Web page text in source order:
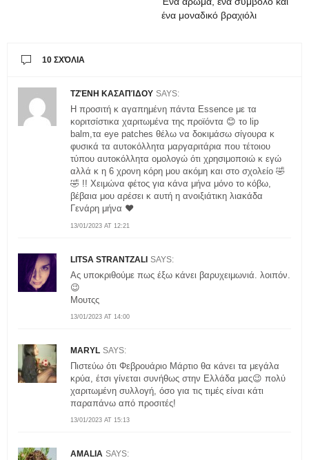
ένα μοναδικό βραχιόλι
10 ΣΧΌΛΙΑ
ΤΖΈΝΗ ΚΑΣΑΠΊΔΟΥ SAYS:
13/01/2023 AT 12:21
Η προσιτή κ αγαπημένη πάντα Essence με τα
κοριτσίστικα χαριτωμένα της προϊόντα 😊 το lip
balm,τα eye patches θέλω να δοκιμάσω σίγουρα κ
φυσικά τα αυτοκόλλητα μαργαριτάρια που τέτοιου
τύπου αυτοκόλλητα ομολογώ ότι χρησιμοποιώ κ εγώ
αλλά κ η 6 χρονη κόρη μου ακόμη και στο σχολείο 🤣
🤣 !! Χειμώνα φέτος για κάνα μήνα μόνο το κόβω,
βέβαια μου αρέσει κ αυτή η ανοιξιάτικη λιακάδα
Γενάρη μήνα ❤️
LITSA STRANTZALI SAYS:
13/01/2023 AT 14:00
Ας υποκριθούμε πως έξω κάνει βαρυχειμωνιά. λοιπόν.
😉
Μουτςς
MARYL SAYS:
13/01/2023 AT 15:13
Πιστεύω ότι Φεβρουάριο Μάρτιο θα κάνει τα μεγάλα
κρύα, έτσι γίνεται συνήθως στην Ελλάδα μας😉 πολύ
χαριτωμένη συλλογή, όσο για τις τιμές είναι κάτι
παραπάνω από προσιτές!
AMALIA SAYS: